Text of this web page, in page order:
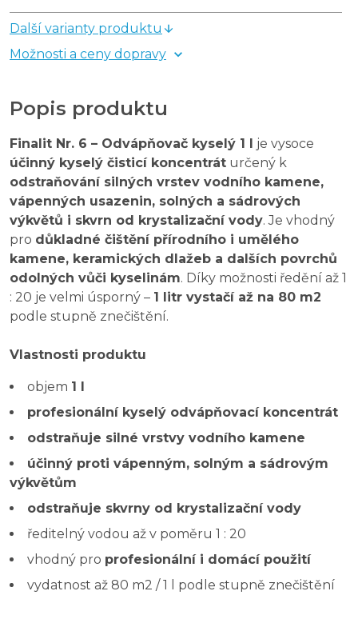
Další varianty produktu
Možnosti a ceny dopravy
Popis produktu
Finalit Nr. 6 – Odvápňovač kyselý 1 l je vysoce
účinný kyselý čisticí koncentrát určený k
odstraňování silných vrstev vodního kamene,
vápenných usazenin, solných a sádrových
výkvětů i skvrn od krystalizační vody. Je vhodný
pro důkladné čištění přírodního i umělého
kamene, keramických dlažeb a dalších povrchů
odolných vůči kyselinám. Díky možnosti ředění až 1
: 20 je velmi úsporný – 1 litr vystačí až na 80 m2
podle stupně znečištění.
Vlastnosti produktu
objem 1 l
profesionální kyselý odvápňovací koncentrát
odstraňuje silné vrstvy vodního kamene
účinný proti vápenným, solným a sádrovým
výkvětům
odstraňuje skvrny od krystalizační vody
ředitelný vodou až v poměru 1 : 20
vhodný pro profesionální i domácí použití
vydatnost až 80 m2 / 1 l podle stupně znečištění